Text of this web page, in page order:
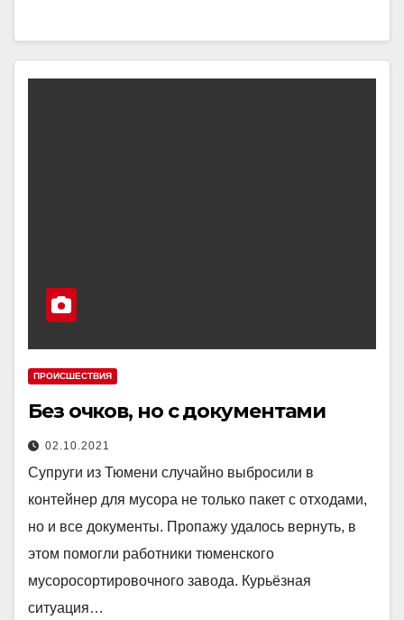
ПРОИСШЕСТВИЯ
Без очков, но с документами
02.10.2021
Супруги из Тюмени случайно выбросили в
контейнер для мусора не только пакет с отходами,
но и все документы. Пропажу удалось вернуть, в
этом помогли работники тюменского
мусоросортировочного завода. Курьёзная
ситуация…